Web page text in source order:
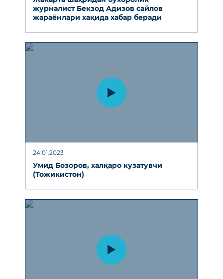
журналист Бекзод Aдизов сайлов
жараёнлари хақида хабар беради
24.01.2023
Умид Бозоров, халқаро кузатувчи
(Тожикистон)